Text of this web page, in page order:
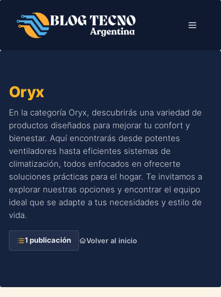
contenido
Menú
Oryx
En la categoría Oryx, descubrirás una variedad de
productos diseñados para mejorar tu confort y
bienestar. Aquí encontrarás desde potentes
ventiladores hasta eficientes sistemas de
climatización, todos enfocados en ofrecerte
soluciones prácticas para el hogar. Te invitamos a
explorar nuestras opciones y encontrar el equipo
ideal que se adapte a tus necesidades y estilo de
vida.
1 publicación Volver al inicio